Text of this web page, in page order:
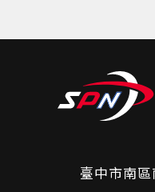
臺中市南